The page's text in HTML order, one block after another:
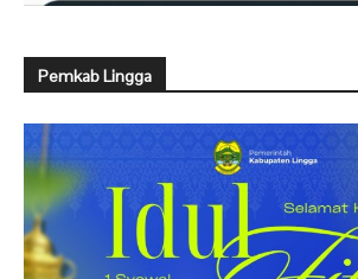
Pemkab Lingga